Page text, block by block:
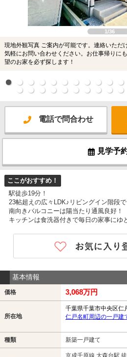
1/36
現地外観写真 ご案内が可能です。連絡いただ
気軽にお問い合わせください。お仕事帰りに
望のお家を必ず探します！
電話で問合わせ
見学予
ここがおすすめ！
駅徒歩19分！
23帖超えの広々LDK♪リビングイン階段
南向きバルコニーは陽当たり通風良好！
キッチンは食洗器付きで毎日の家事にゆ
基本情報
価格 3,068万円
所在地
千葉県千葉市中央区仁
仁戸名町周辺の一戸建
種類 新築一戸建て
京成千原線 大森台駅